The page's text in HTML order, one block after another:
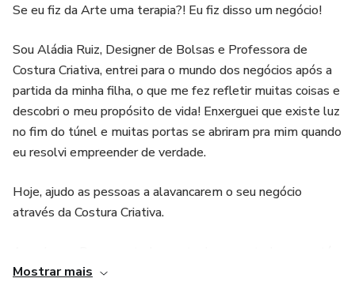
Se eu fiz da Arte uma terapia?! Eu fiz disso um negócio!
Sou Aládia Ruiz, Designer de Bolsas e Professora de
Costura Criativa, entrei para o mundo dos negócios após a
partida da minha filha, o que me fez refletir muitas coisas e
descobri o meu propósito de vida! Enxerguei que existe luz
no fim do túnel e muitas portas se abriram pra mim quando
eu resolvi empreender de verdade.
Hoje, ajudo as pessoas a alavancarem o seu negócio
através da Costura Criativa.
por vir!
Mostrar mais